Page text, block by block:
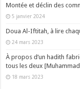
Montée et déclin des
5 janvier 2024
Doua Al-Iftitah, à lire
24 mars 2023
À propos d’un hadith
tous les deux
18 mars 2023